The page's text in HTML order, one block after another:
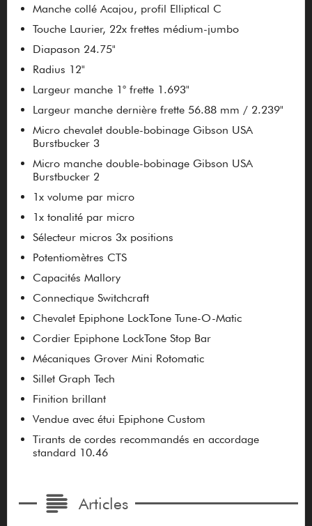
Manche collé Acajou, profil Elliptical C
Touche Laurier, 22x frettes médium-jumbo
Diapason 24.75"
Radius 12"
Largeur manche 1° frette 1.693"
Largeur manche dernière frette 56.88 mm / 2.239"
Micro chevalet double-bobinage Gibson USA
Burstbucker 3
Micro manche double-bobinage Gibson USA
Burstbucker 2
1x volume par micro
1x tonalité par micro
Sélecteur micros 3x positions
Potentiomètres CTS
Capacités Mallory
Connectique Switchcraft
Chevalet Epiphone LockTone Tune-O-Matic
Cordier Epiphone LockTone Stop Bar
Mécaniques Grover Mini Rotomatic
Sillet Graph Tech
Finition brillant
Vendue avec étui Epiphone Custom
Tirants de cordes recommandés en accordage
standard 10.46
Articles